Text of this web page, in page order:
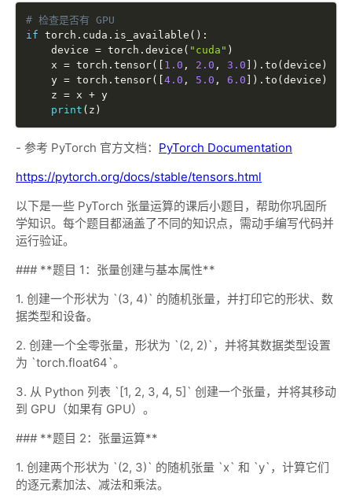
# 检查是否有 GPU
if torch . cuda . is_available ( ) :
    device
= torch . device ( "cuda" )
    x
= torch . tensor( 1.0 , 2.0 , 3.0 ) . to ( device )
    y
= torch . tensor( 4.0 , 5.0 , 6.0 ) . to ( device )
    z
= x + y
print ( z )
- 参考 PyTorch 官方文档： PyTorch Documentation
https://pytorch.org/docs/stable/tensors.html
以下是一些 PyTorch 张量运算的课后小题目，帮助你巩固所
学知识。每个题目都涵盖了不同的知识点，需动手编写代码并
运行验证。
### **题目 1：张量创建与基本属性**
1. 创建一个形状为 `(3, 4)` 的随机张量，并打印它的形状、数
据类型和设备。
2. 创建一个全零张量，形状为 `(2, 2)`，并将其数据类型设置
为 `torch.float64`。
3. 从 Python 列表 `[1, 2, 3, 4, 5]` 创建一个张量，并将其移动
到 GPU（如果有 GPU）。
### **题目 2：张量运算**
1. 创建两个形状为 `(2, 3)` 的随机张量 `x` 和 `y`，计算它们
的逐元素加法、减法和乘法。